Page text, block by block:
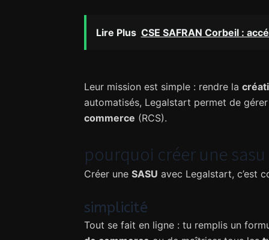
Lire Plus CSE SAFRAN Corbeil :
Leur mission est simple : rendre la
automatisés, Legalstart permet de
commerce (RCS).
pourquoi créer une
Créer une SASU avec Legalstart, c’est
simplicité
Tout se fait en ligne : tu remplis un